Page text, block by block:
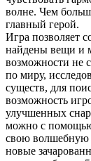
волне. Чем
главный герой.
Игра позволяет
найдены вещи и
возможности не
по миру,
существ, для
возможность
улучшенных
можно с
свою волшебную
новые